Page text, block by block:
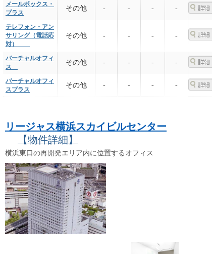
メールボックス・
プラス
その他 - - - -
テレフォン・アン
サリング（電話応
対）
その他 - - - -
バーチャルオフィ
ス
その他 - - - -
バーチャルオフィ
スプラス
その他 - - - -
リージャス横浜スカイビルセンター
【物件詳細】
横浜東口の再開発エリア内に位置するオフィス